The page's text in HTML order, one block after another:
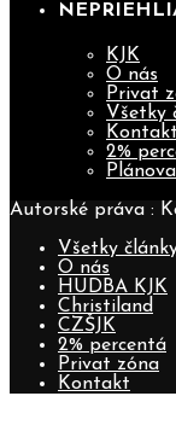
KJK
O nás
Privat
Všetky
Kontakt
2%
Autorské práva :
Všetky
O nás
HUDBA KJK
Christiland
CZŠJK
2% percentá
Privat zóna
Kontakt